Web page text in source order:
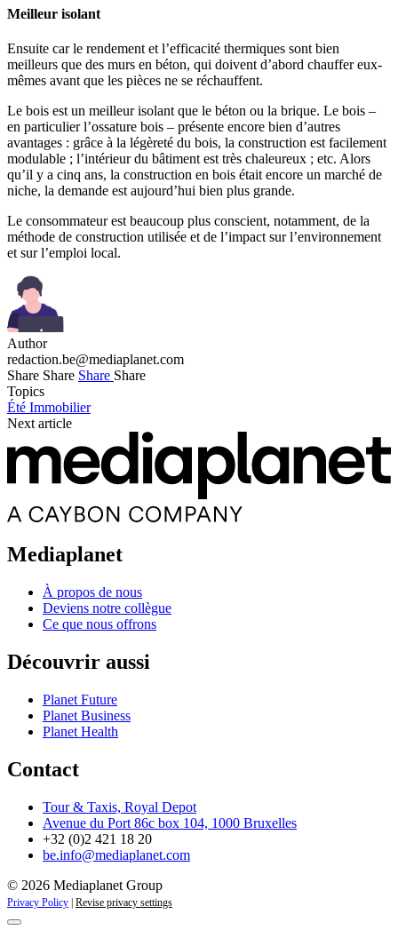
Meilleur isolant
Ensuite car le rendement et l’efficacité thermiques sont bien
meilleurs que des murs en béton, qui doivent d’abord chauffer eux-
mêmes avant que les pièces ne se réchauffent.
Le bois est un meilleur isolant que le béton ou la brique. Le bois –
en particulier l’ossature bois – présente encore bien d’autres
avantages : grâce à la légèreté du bois, la construction est facilement
modulable ; l’intérieur du bâtiment est très chaleureux ; etc. Alors
qu’il y a cinq ans, la construction en bois était encore un marché de
niche, la demande est aujourd’hui bien plus grande.
Le consommateur est beaucoup plus conscient, notamment, de la
méthode de construction utilisée et de l’impact sur l’environnement
et sur l’emploi local.
Author
redaction.be@mediaplanet.com
Share Share Share Share
Topics
Été Immobilier
Next article
Mediaplanet
À propos de nous
Deviens notre collègue
Ce que nous offrons
Découvrir aussi
Planet Future
Planet Business
Planet Health
Contact
Tour & Taxis, Royal Depot
Avenue du Port 86c box 104, 1000 Bruxelles
+32 (0)2 421 18 20
be.info@mediaplanet.com
© 2026 Mediaplanet Group
Privacy Policy Revise privacy settings